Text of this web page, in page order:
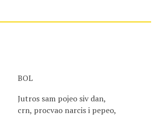
BOL
Jutros sam pojeo siv dan,
crn, procvao narcis i pepeo,